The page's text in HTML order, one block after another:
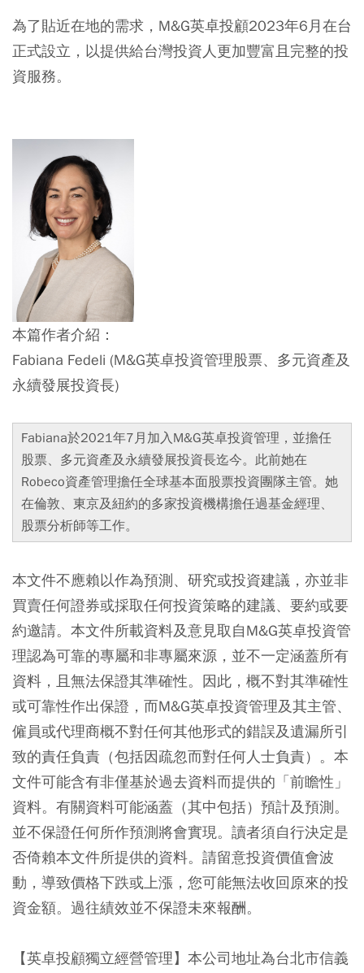
為了貼近在地的需求，M&G英卓投顧2023年6月在台
正式設立，以提供給台灣投資人更加豐富且完整的投
資服務。
本篇作者介紹：​
Fabiana Fedeli (M&G英卓投資管理股票、多元資產及
永續發展投資長)
Fabiana於2021年7月加入M&G英卓投資管理，並擔任
股票、多元資產及永續發展投資長迄今。此前她在
Robeco資產管理擔任全球基本面股票投資團隊主管。她
在倫敦、東京及紐約的多家投資機構擔任過基金經理、
股票分析師等工作。
本文件不應賴以作為預測、研究或投資建議，亦並非
買賣任何證券或採取任何投資策略的建議、要約或要
約邀請。本文件所載資料及意見取自M&G英卓投資管
理認為可靠的專屬和非專屬來源，並不一定涵蓋所有
資料，且無法保證其準確性。因此，概不對其準確性
或可靠性作出保證，而M&G英卓投資管理及其主管、
僱員或代理商概不對任何其他形式的錯誤及遺漏所引
致的責任負責（包括因疏忽而對任何人士負責）。本
文件可能含有非僅基於過去資料而提供的「前瞻性」
資料。有關資料可能涵蓋（其中包括）預計及預測。
並不保證任何所作預測將會實現。讀者須自行決定是
否倚賴本文件所提供的資料。請留意投資價值會波
動，導致價格下跌或上漲，您可能無法收回原來的投
資金額。過往績效並不保證未來報酬。
【英卓投顧獨立經營管理】本公司地址為台北市信義